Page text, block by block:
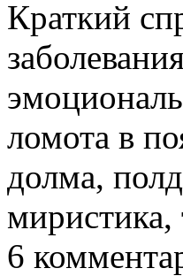
Краткий
ломота в
долма,
6